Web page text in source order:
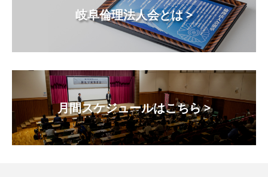
岐阜倫理法人会とは >
月間スケジュールはこちら >